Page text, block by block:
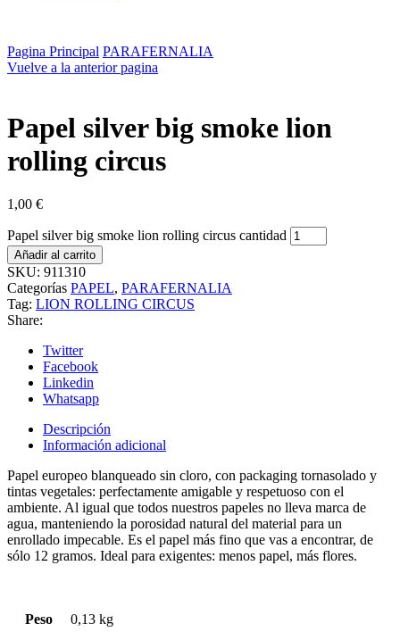
Pagina Principal PARAFERNALIA
Vuelve a la anterior pagina
Papel silver big smoke lion
rolling circus
1,00 €
Papel silver big smoke lion rolling circus cantidad
Añadir al carrito
SKU: 911310
Categorías PAPEL, PARAFERNALIA
Tag: LION ROLLING CIRCUS
Share:
Twitter
Facebook
Linkedin
Whatsapp
Descripción
Información adicional
Papel europeo blanqueado sin cloro, con packaging tornasolado y
tintas vegetales: perfectamente amigable y respetuoso con el
ambiente. Al igual que todos nuestros papeles no lleva marca de
agua, manteniendo la porosidad natural del material para un
enrollado impecable. Es el papel más fino que vas a encontrar, de
sólo 12 gramos. Ideal para exigentes: menos papel, más flores.
Peso 0,13 kg